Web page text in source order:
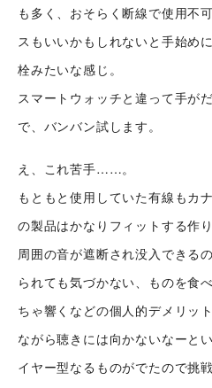
も多く、おそらく断線で使用不
スもいいかもしれないと手始め
栓みたいな感じ。
スマートウォッチと違って手が
で、バンバン試します。
え、これ苦手……。
もともと使用していた有線もカ
の製品はかなりフィットする作
周囲の音が遮断され没入できる
られても気づかない、ものを食
ちゃ響くなどの個人的デメリット
ながら聴きには向かないなーと
イヤー型なるものがでたので挑戦